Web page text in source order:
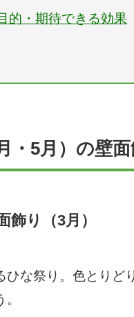
的・期待できる効果
・5月）の壁面
飾り（3月）
ひな祭り。色とりど